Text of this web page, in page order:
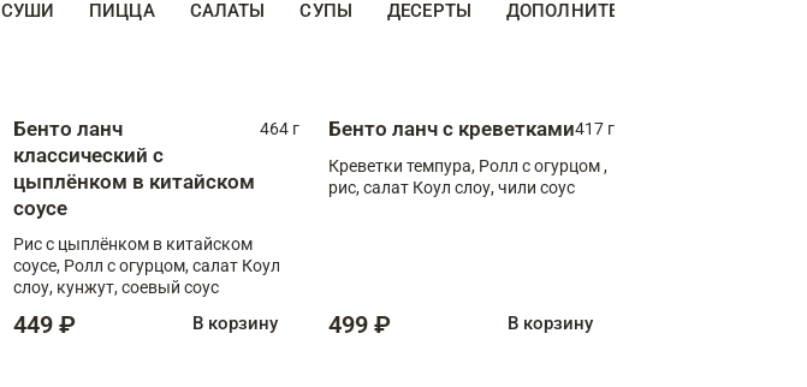
СУШИ ПИЦЦА САЛАТЫ СУПЫ ДЕСЕРТЫ ДОПОЛНИТЕЛЬНО
Бенто ланч
классический с
цыплёнком в китайском
соусе
464 г
Рис с цыплёнком в китайском
соусе, Ролл с огурцом, салат Коул
слоу, кунжут, соевый соус
449 ₽ В корзину
Бенто ланч с креветками417 г
Креветки темпура, Ролл с огурцом ,
рис, салат Коул слоу, чили соус
499 ₽ В корзину